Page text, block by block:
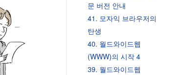
문 버전 안내
41. 모자익 브라우저의
탄생
40. 월드와이드웹
(WWW)의 시작 4
39. 월드와이드웹